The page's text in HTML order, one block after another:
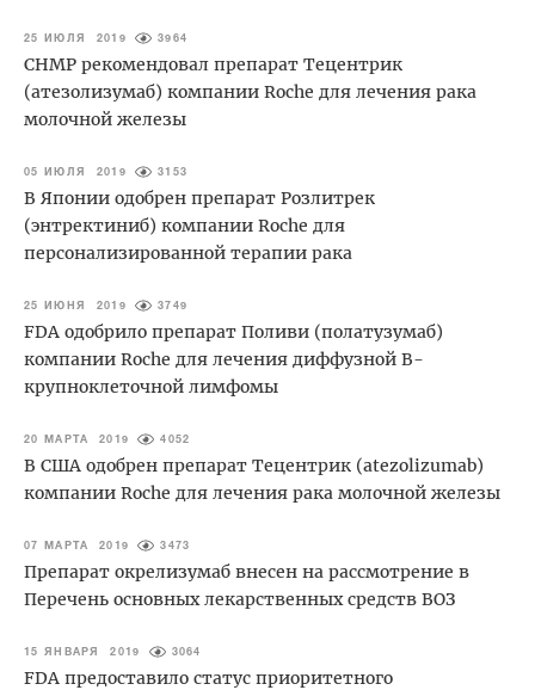
25 ИЮЛЯ 2019 3964
СНМР рекомендовал препарат Тецентрик
(атезолизумаб) компании Roche для лечения рака
молочной железы
05 ИЮЛЯ 2019 3153
В Японии одобрен препарат Розлитрек
(энтректиниб) компании Roche для
персонализированной терапии рака
25 ИЮНЯ 2019 3749
FDA одобрило препарат Поливи (полатузумаб)
компании Roche для лечения диффузной B-
крупноклеточной лимфомы
20 МАРТА 2019 4052
В США одобрен препарат Тецентрик (atezolizumab)
компании Roche для лечения рака молочной железы
07 МАРТА 2019 3473
Препарат окрелизумаб внесен на рассмотрение в
Перечень основных лекарственных средств ВОЗ
15 ЯНВАРЯ 2019 3064
FDA предоставило статус приоритетного